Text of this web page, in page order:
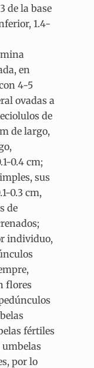
de la base
1.4-
en
4-5
ovadas a
de
de largo,
0.4 cm;
sus
0.3 cm,
de
individuo,
flores
fértiles
umbelas
por lo